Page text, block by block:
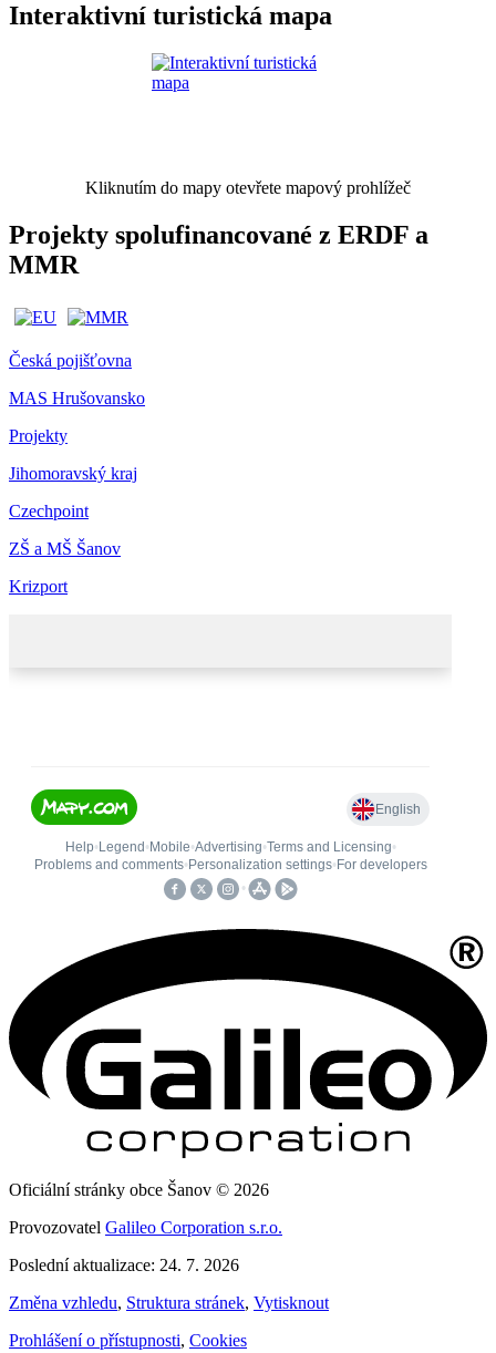
Interaktivní turistická mapa
Kliknutím do mapy otevřete mapový prohlížeč
Projekty spolufinancované z ERDF a
MMR
Česká pojišťovna
MAS Hrušovansko
Projekty
Jihomoravský kraj
Czechpoint
ZŠ a MŠ Šanov
Krizport
Oficiální stránky obce Šanov © 2026
Provozovatel Galileo Corporation s.r.o.
Poslední aktualizace: 24. 7. 2026
Změna vzhledu, Struktura stránek, Vytisknout
Prohlášení o přístupnosti, Cookies